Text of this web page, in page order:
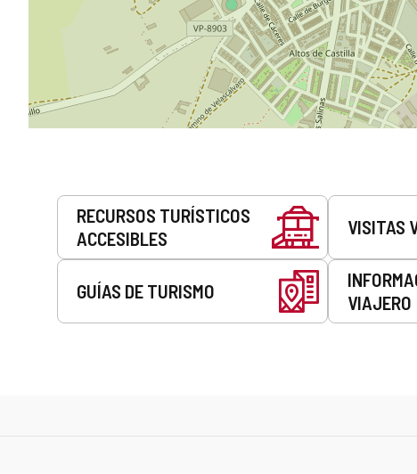
Servicios
RECURSOS TURÍSTICOS
ACCESIBLES
VISITAS
GUÍAS DE TURISMO
VIAJERO